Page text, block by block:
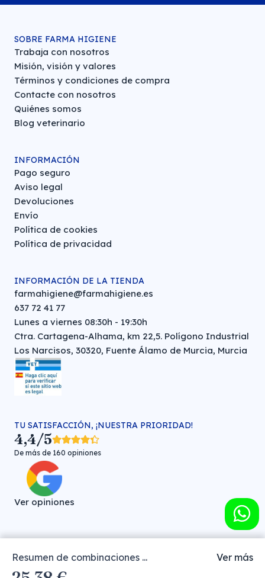
Resumen de combinaciones ... Ver más
SOBRE FARMA HIGIENE
Trabaja con nosotros
Misión, visión y valores
Términos y condiciones de compra
Contacte con nosotros
Quiénes somos
Blog veterinario
INFORMACIÓN
Pago seguro
Aviso legal
Devoluciones
Envío
Política de cookies
Política de privacidad
INFORMACIÓN DE LA TIENDA
farmahigiene@farmahigiene.es
637 72 41 77
Lunes a viernes 08:30h - 19:30h
Ctra. Cartagena-Alhama, km 22,5. Polígono Industrial
Los Narcisos, 30320, Fuente Álamo de Murcia, Murcia
TU SATISFACCIÓN, ¡NUESTRA PRIORIDAD!
4,4/5
De más de 160 opiniones
Ver opiniones
Farmacia veterinaria online © FARMA HIGIENE S.L. (CIF: B-
30706451)